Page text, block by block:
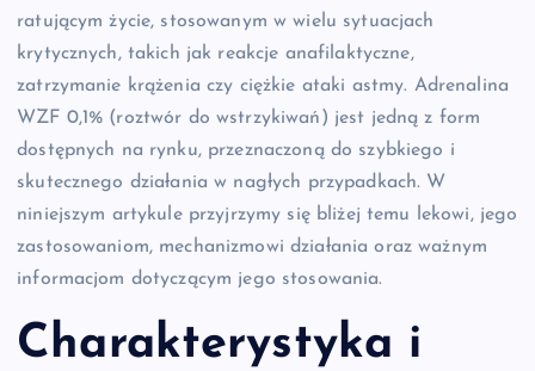
ratującym życie, stosowanym w wielu sytuacjach
krytycznych, takich jak reakcje anafilaktyczne,
zatrzymanie krążenia czy ciężkie ataki astmy. Adrenalina
WZF 0,1% (roztwór do wstrzykiwań) jest jedną z form
dostępnych na rynku, przeznaczoną do szybkiego i
skutecznego działania w nagłych przypadkach. W
niniejszym artykule przyjrzymy się bliżej temu lekowi, jego
zastosowaniom, mechanizmowi działania oraz ważnym
informacjom dotyczącym jego stosowania.
Charakterystyka i